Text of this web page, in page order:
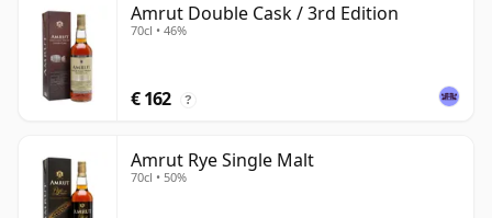
Amrut Double Cask / 3rd Edition
70cl • 46%
€ 162 ?
Amrut Rye Single Malt
70cl • 50%